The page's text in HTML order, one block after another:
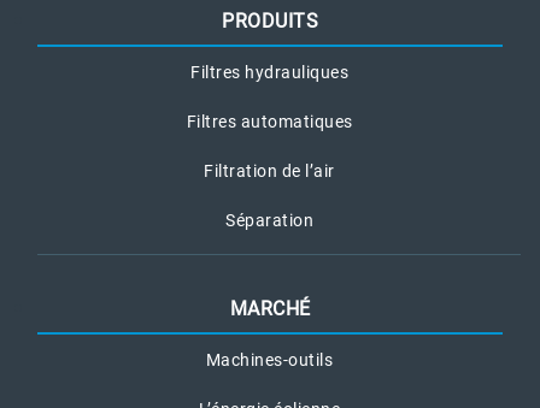
PRODUITS
Filtres hydrauliques
Filtres automatiques
Filtration de l’air
Séparation
MARCHÉ
Machines-outils